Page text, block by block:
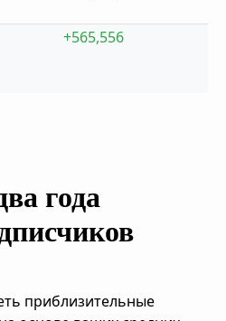
+565,556
года
приблизительные